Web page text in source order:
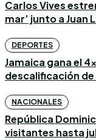
Carlos Vives
mar’ junto a Juan
DEPORTES
Jamaica gana el
descalificación
NACIONALES
República
visitantes hasta